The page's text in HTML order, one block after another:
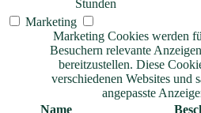
Stunden
Marketing
Marketing Cookies werden
Besuchern relevante
bereitzustellen. Diese
verschiedenen Websites und
angepasste
Name